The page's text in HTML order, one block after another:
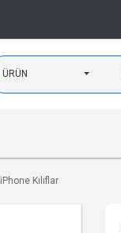
ÜRÜN
iPhone Kılıflar